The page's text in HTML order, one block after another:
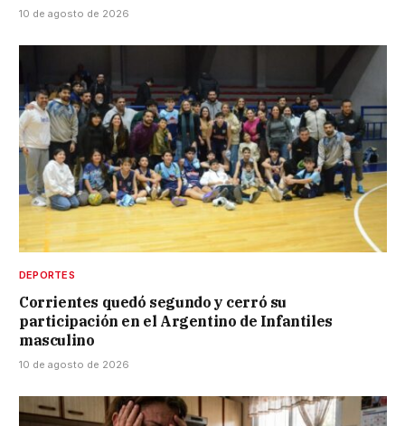
10 de agosto de 2026
DEPORTES
Corrientes quedó segundo y cerró su
participación en el Argentino de Infantiles
masculino
10 de agosto de 2026